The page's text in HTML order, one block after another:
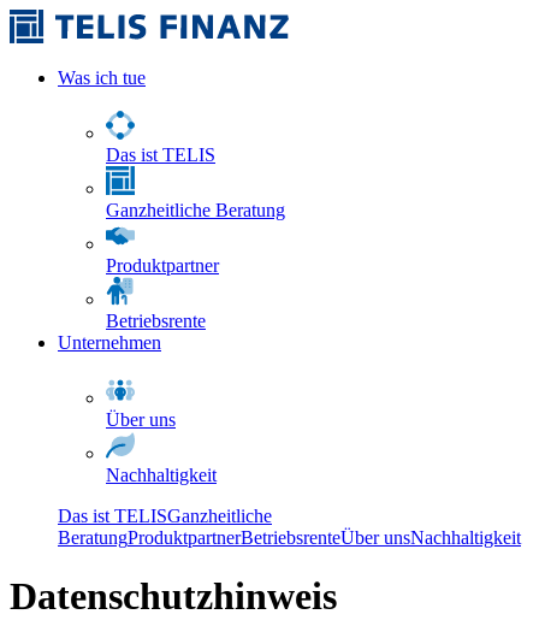
Was ich tue
Das ist TELIS
Ganzheitliche Beratung
Produktpartner
Betriebsrente
Unternehmen
Über uns
Nachhaltigkeit
Das ist TELISGanzheitliche
BeratungProduktpartnerBetriebsrenteÜber unsNachhaltigkeit
Datenschutzhinweis